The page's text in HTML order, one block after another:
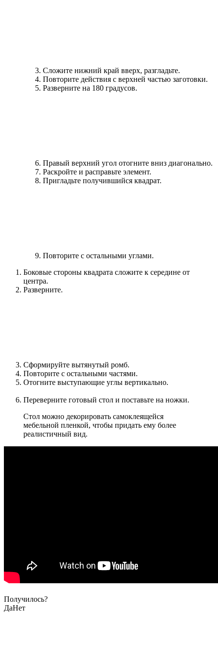
Сложите нижний край вверх, разгладьте.
Повторите действия с верхней частью заготовки.
Разверните на 180 градусов.
Правый верхний угол отогните вниз диагонально.
Раскройте и расправьте элемент.
Пригладьте получившийся квадрат.
Повторите с остальными углами.
Боковые стороны квадрата сложите к середине от
центра.
Разверните.
Сформируйте вытянутый ромб.
Повторите с остальными частями.
Отогните выступающие углы вертикально.
Переверните готовый стол и поставьте на ножки.
Стол можно декорировать самоклеящейся
мебельной пленкой, чтобы придать ему более
реалистичный вид.
Получилось?
ДаНет